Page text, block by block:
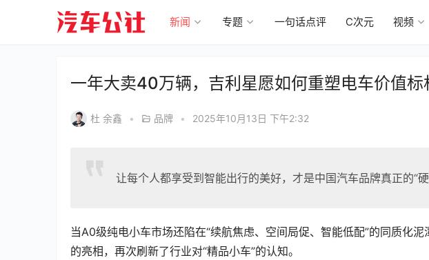
新闻 专题 一句话点评 C次元 视频
一年大卖40万辆，吉利星愿如何重塑电车价值标
杜 余鑫 • 品牌 • 2025年10月13日 下午2:32
让每个人都享受到智能出行的美好，才是中国汽车品牌真正的“硬
当A0级纯电小车市场还陷在“续航焦虑、空间局促、智能低配”的同质化
的亮相，再次刷新了行业对“精品小车”的认知。